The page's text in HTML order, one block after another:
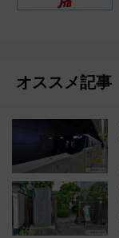
オススメ記事